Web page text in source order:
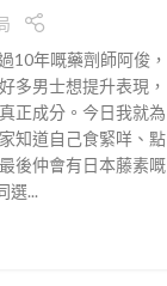
10年嘅藥劑師阿俊，
多男士想提升表現，
正成分。今日我就為
知道自己食緊咩、點
後仲會有日本藤素嘅
選...